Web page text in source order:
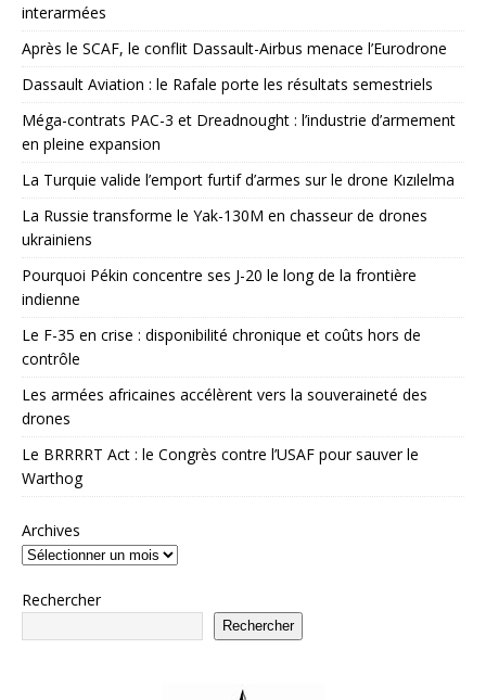
interarmées
Après le SCAF, le conflit Dassault-Airbus menace l’Eurodrone
Dassault Aviation : le Rafale porte les résultats semestriels
Méga-contrats PAC-3 et Dreadnought : l’industrie d’armement
en pleine expansion
La Turquie valide l’emport furtif d’armes sur le drone Kızılelma
La Russie transforme le Yak-130M en chasseur de drones
ukrainiens
Pourquoi Pékin concentre ses J-20 le long de la frontière
indienne
Le F-35 en crise : disponibilité chronique et coûts hors de
contrôle
Les armées africaines accélèrent vers la souveraineté des
drones
Le BRRRRT Act : le Congrès contre l’USAF pour sauver le
Warthog
Archives
Rechercher
Rechercher